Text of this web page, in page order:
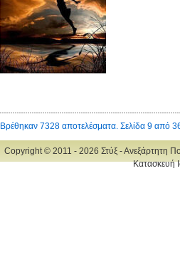
Βρέθηκαν 7328 αποτελέσματα. Σελίδα 9 από
Copyright © 2011 - 2026 Στύξ - Ανεξάρτητη
Κατασκευή